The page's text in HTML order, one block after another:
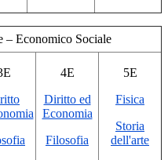
– Economico Sociale
4E
Diritto ed
Economia
Filosofia
5E
Fisica
Storia
dell'arte